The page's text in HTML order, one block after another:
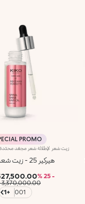
PROMO%
هيركير 25 - زيت شعر سبايرال
- 25 %
LBP
3,370,000.00 LBP
001
+1